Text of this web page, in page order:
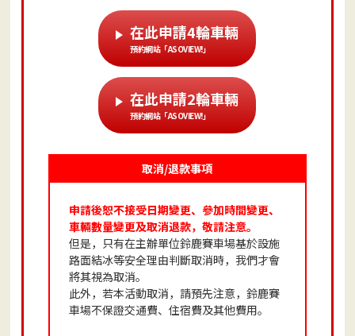
在此申請4輪車輛
預約網站「ASOVIEW!」
在此申請2輪車輛
預約網站「ASOVIEW!」
取消/退款事項
申請後恕不接受日期變更、參加時間變更、
車輛數量變更及取消退款，敬請注意。
但是，只有在主辦單位鈴鹿賽車場基於設施
路面結冰等安全理由判斷取消時，我們才會
將其視為取消。
此外，若本活動取消，請預先注意，鈴鹿賽
車場不保證交通費、住宿費及其他費用。